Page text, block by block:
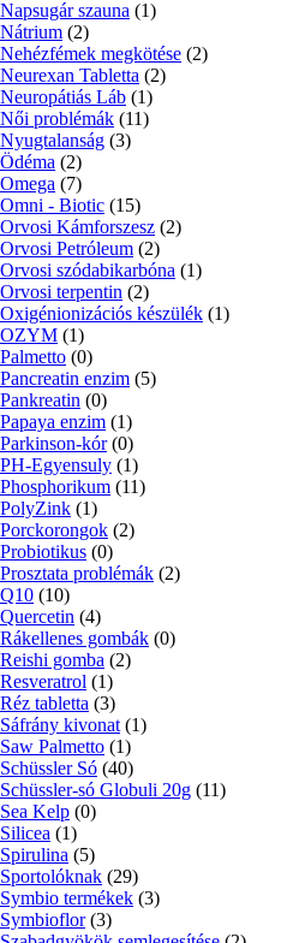
Napsugár szauna (1)
Nátrium (2)
Nehézfémek megkötése (2)
Neurexan Tabletta (2)
Neuropátiás Láb (1)
Női problémák (11)
Nyugtalanság (3)
Ödéma (2)
Omega (7)
Omni - Biotic (15)
Orvosi Kámforszesz (2)
Orvosi Petróleum (2)
Orvosi szódabikarbóna (1)
Orvosi terpentin (2)
Oxigénionizációs készülék (1)
OZYM (1)
Palmetto (0)
Pancreatin enzim (5)
Pankreatin (0)
Papaya enzim (1)
Parkinson-kór (0)
PH-Egyensuly (1)
Phosphorikum (11)
PolyZink (1)
Porckorongok (2)
Probiotikus (0)
Prosztata problémák (2)
Q10 (10)
Quercetin (4)
Rákellenes gombák (0)
Reishi gomba (2)
Resveratrol (1)
Réz tabletta (3)
Sáfrány kivonat (1)
Saw Palmetto (1)
Schüssler Só (40)
Schüssler-só Globuli 20g (11)
Sea Kelp (0)
Silicea (1)
Spirulina (5)
Sportolóknak (29)
Symbio termékek (3)
Symbioflor (3)